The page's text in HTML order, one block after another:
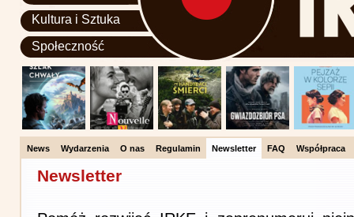
Kultura i Sztuka
Społeczność
News Wydarzenia O nas Regulamin Newsletter FAQ Współpraca
Newsletter